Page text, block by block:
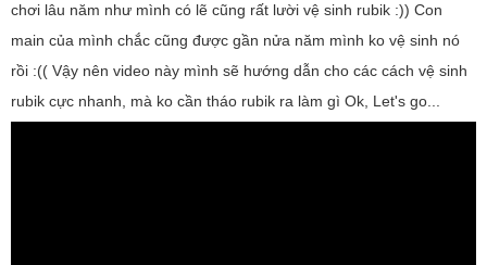
chơi lâu năm như mình có lẽ cũng rất lười vệ sinh rubik :)) Con
main của mình chắc cũng được gần nửa năm mình ko vệ sinh nó
rồi :(( Vậy nên video này mình sẽ hướng dẫn cho các cách vệ sinh
rubik cực nhanh, mà ko cần tháo rubik ra làm gì Ok, Let's go...